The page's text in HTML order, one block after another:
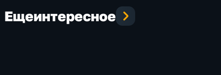
Ещеинтересное